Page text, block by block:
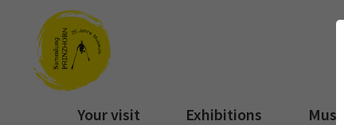
Your visit Exhibitions